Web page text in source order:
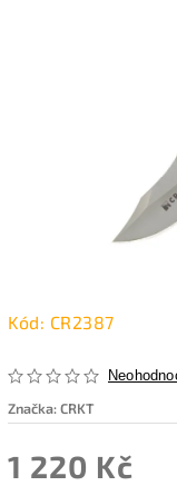
Kód: CR2387
Značka:CRKT
1 220 Kč